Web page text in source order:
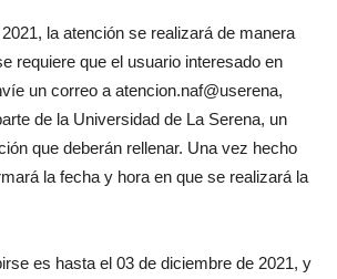
la atención se realizará de manera
requiere que el usuario interesado en
un correo a atencion.naf@userena,
de la Universidad de La Serena, un
que deberán rellenar. Una vez hecho
la fecha y hora en que se realizará la
es hasta el 03 de diciembre de 2021, y